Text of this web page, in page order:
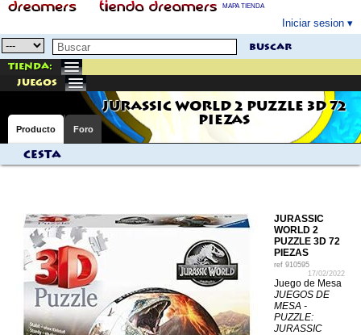
MAPA TIENDA
Iniciar sesion
buscar
Tienda:
juegos
JURASSIC WORLD 2 PUZZLE 3D 72
PIEZAS
Producto Foro
Cesta
JURASSIC
WORLD 2
PUZZLE 3D 72
PIEZAS
ref 910595
17/02/2022
Juego de Mesa
JUEGOS DE
MESA -
PUZZLE:
JURASSIC